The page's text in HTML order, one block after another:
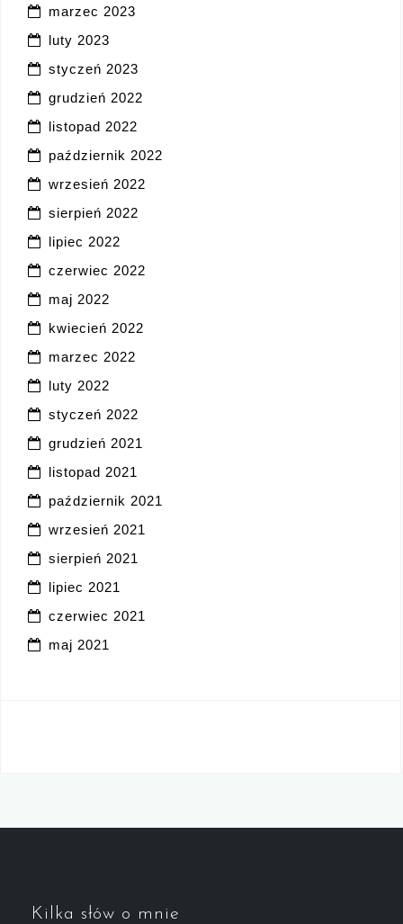
marzec 2023
luty 2023
styczeń 2023
grudzień 2022
listopad 2022
październik 2022
wrzesień 2022
sierpień 2022
lipiec 2022
czerwiec 2022
maj 2022
kwiecień 2022
marzec 2022
luty 2022
styczeń 2022
grudzień 2021
listopad 2021
październik 2021
wrzesień 2021
sierpień 2021
lipiec 2021
czerwiec 2021
maj 2021
Kilka słów o mnie